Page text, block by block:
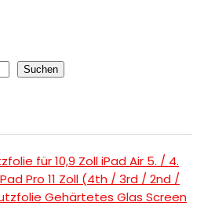
Suchen
für 10,9 Zoll iPad Air 5. / 4.
Pro 11 Zoll (4th / 3rd / 2nd /
Gehärtetes Glas Screen